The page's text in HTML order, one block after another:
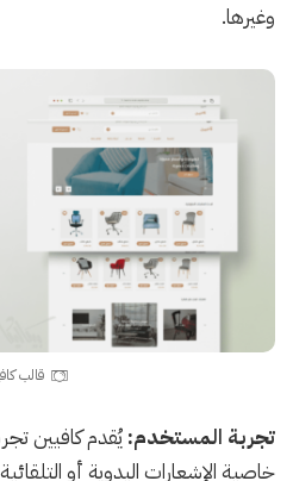
وغيرها.
قالب
تجربة المستخدم:يُقدم كافيين
خاصية الإشعارات اليدوية أو